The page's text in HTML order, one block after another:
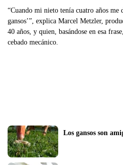
“Cuando mi nieto tenía cuatro años me
gansos’”, explica Marcel Metzler,
40 años, y quien, basándose en esa
cebado mecánico.
Los gansos son